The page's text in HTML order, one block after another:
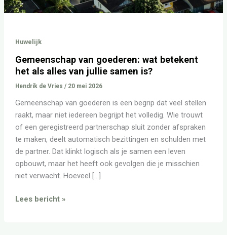
Huwelijk
Gemeenschap van goederen: wat betekent
het als alles van jullie samen is?
Hendrik de Vries / 20 mei 2026
Gemeenschap van goederen is een begrip dat veel stellen
raakt, maar niet iedereen begrijpt het volledig. Wie trouwt
of een geregistreerd partnerschap sluit zonder afspraken
te maken, deelt automatisch bezittingen en schulden met
de partner. Dat klinkt logisch als je samen een leven
opbouwt, maar het heeft ook gevolgen die je misschien
niet verwacht. Hoeveel […]
is?
Lees bericht »